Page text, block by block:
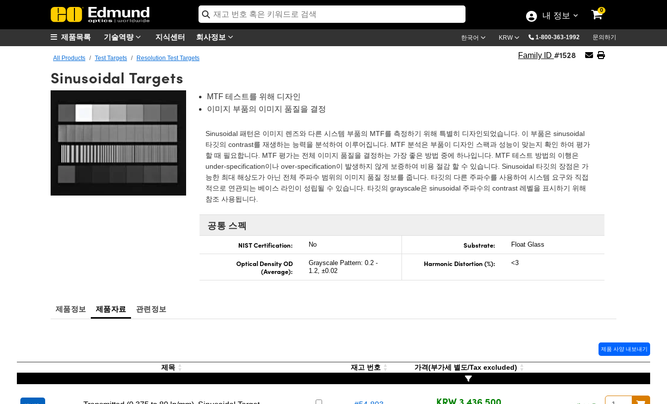
내 정보
0
기술역량 지식센터 회사정보 한국어 KRW 1-800-363-1992 문의하기
제품목록
All Products Test Targets Resolution Test Targets Family ID #1528
Sinusoidal Targets
MTF 테스트를 위해 디자인
이미지 부품의 이미지 품질을 결정
Sinusoidal 패턴은 이미지 렌즈와 다른 시스템 부품의 MTF를 측정하기 위해 특별히 디자인되었습니다. 이 부품은 sinusoidal
타깃의 contrast를 재생하는 능력을 분석하여 이루어집니다. MTF 분석은 부품이 디자인 스팩과 성능이 맞는지 확인 하여 평가
할 때 필요합니다. MTF 평가는 전체 이미지 품질을 결정하는 가장 좋은 방법 중에 하나입니다. MTF 테스트 방법의 이행은
under-specification이나 over-specification이 발생하지 않게 보증하여 비용 절감 할 수 있습니다. Sinusoidal 타깃의 장점은 가
능한 최대 해상도가 아닌 전체 주파수 범위의 이미지 품질 정보를 줍니다. 타깃의 다른 주파수를 사용하여 시스템 요구와 직접
적으로 연관되는 베이스 라인이 성립될 수 있습니다. 타깃의 grayscale은 sinusoidal 주파수의 contrast 레벨을 표시하기 위해
참조 사용됩니다.
공통 스펙
NIST Certification: No Substrate: Float Glass
Optical Density OD
(Average):
Grayscale Pattern: 0.2 -
1.2, ±0.02
Harmonic Distortion (%): <3
제품정보 제품자료 관련정보
제품 사양 내보내기
제목 재고 번호 가격(부가세 별도/Tax excluded)
KRW 3,436,500